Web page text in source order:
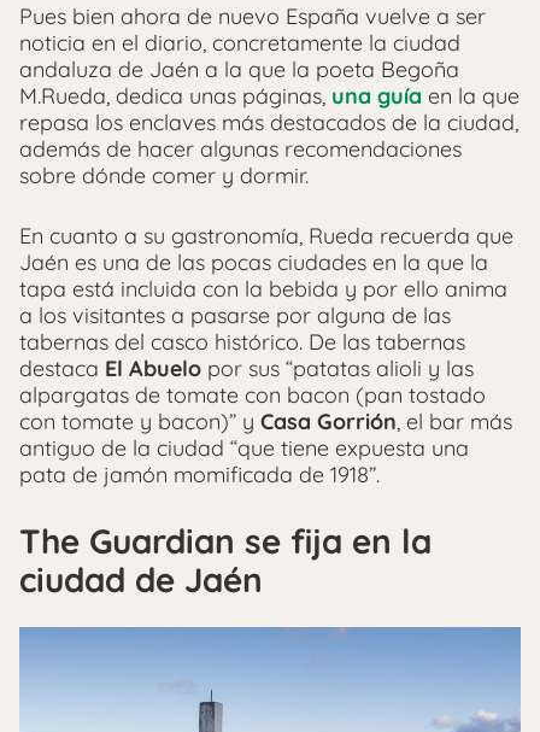
Pues bien ahora de nuevo España vuelve a ser
noticia en el diario, concretamente la ciudad
andaluza de Jaén a la que la poeta Begoña
M.Rueda, dedica unas páginas, una guía en la que
repasa los enclaves más destacados de la ciudad,
además de hacer algunas recomendaciones
sobre dónde comer y dormir.
En cuanto a su gastronomía, Rueda recuerda que
Jaén es una de las pocas ciudades en la que la
tapa está incluida con la bebida y por ello anima
a los visitantes a pasarse por alguna de las
tabernas del casco histórico. De las tabernas
destaca El Abuelo por sus “patatas alioli y las
alpargatas de tomate con bacon (pan tostado
con tomate y bacon)” y Casa Gorrión, el bar más
antiguo de la ciudad “que tiene expuesta una
pata de jamón momificada de 1918”.
The Guardian se fija en la
ciudad de Jaén